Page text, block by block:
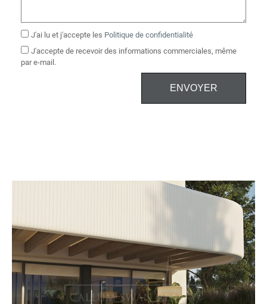
J'ai lu et j'accepte les Politique de confidentialité
J'accepte de recevoir des informations commerciales, même
par e-mail.
ENVOYER